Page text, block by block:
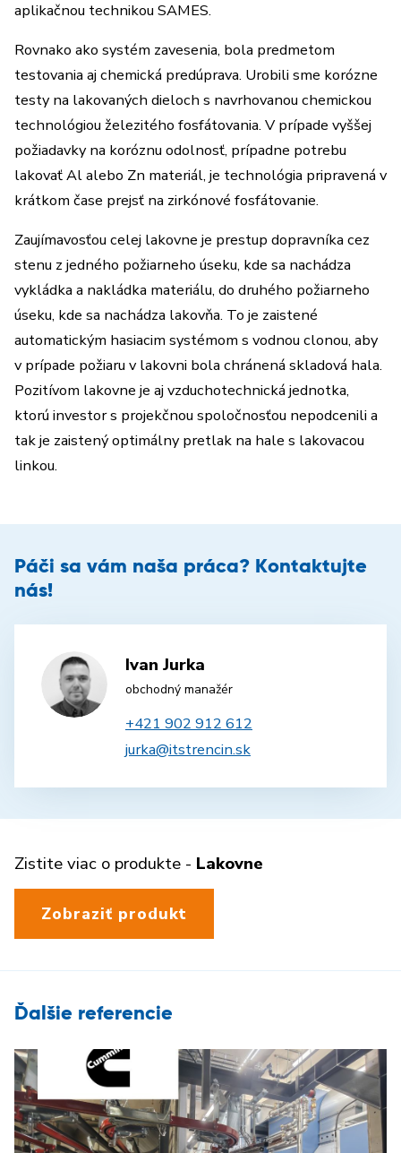
aplikačnou technikou SAMES.
Rovnako ako systém zavesenia, bola predmetom
testovania aj chemická predúprava. Urobili sme korózne
testy na lakovaných dieloch s navrhovanou chemickou
technológiou železitého fosfátovania. V prípade vyššej
požiadavky na koróznu odolnosť, prípadne potrebu
lakovať Al alebo Zn materiál, je technológia pripravená v
krátkom čase prejsť na zirkónové fosfátovanie.
Zaujímavosťou celej lakovne je prestup dopravníka cez
stenu z jedného požiarneho úseku, kde sa nachádza
vykládka a nakládka materiálu, do druhého požiarneho
úseku, kde sa nachádza lakovňa. To je zaistené
automatickým hasiacim systémom s vodnou clonou, aby
v prípade požiaru v lakovni bola chránená skladová hala.
Pozitívom lakovne je aj vzduchotechnická jednotka,
ktorú investor s projekčnou spoločnosťou nepodcenili a
tak je zaistený optimálny pretlak na hale s lakovacou
linkou.
Páči sa vám naša práca? Kontaktujte
nás!
Ivan Jurka
obchodný manažér
+421 902 912 612
jurka@itstrencin.sk
Zistite viac o produkte - Lakovne
Zobraziť produkt
Ďalšie referencie